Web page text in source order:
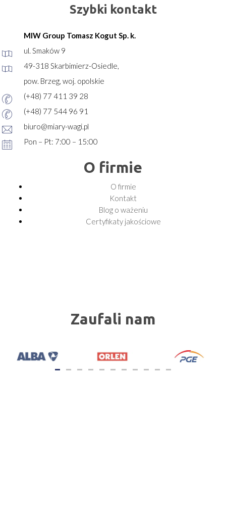
Szybki kontakt
MIW Group Tomasz Kogut Sp. k.
ul. Smaków 9
49-318 Skarbimierz-Osiedle,
pow. Brzeg, woj. opolskie
(+48) 77 411 39 28
(+48) 77 544 96 91
biuro@miary-wagi.pl
Pon – Pt: 7:00 – 15:00
O firmie
O firmie
Kontakt
Blog o ważeniu
Certyfikaty jakościowe
Zaufali nam